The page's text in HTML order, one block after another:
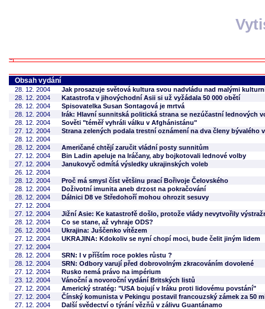
Obsah vydání
28. 12. 2004
Jak prosazuje světová kultura svou nadvládu nad malými
28. 12. 2004
Katastrofa v jihovýchodní Asii si už vyžádala 50 000 obětí
28. 12. 2004
Spisovatelka Susan Sontagová je mrtvá
28. 12. 2004
Irák: Hlavní sunnitská politická strana se nezúčastní lednových
28. 12. 2004
Sověti "téměř vyhráli válku v Afghánistánu"
27. 12. 2004
Strana zelených podala trestní oznámení na dva členy bývalého
28. 12. 2004
28. 12. 2004
Američané chtějí zaručit vládní posty sunnitům
27. 12. 2004
Bin Ladin apeluje na Iráčany, aby bojkotovali lednové volby
27. 12. 2004
Janukovyč odmítá výsledky ukrajinských voleb
26. 12. 2004
28. 12. 2004
Proč má smysl číst většinu prací Bořivoje Čelovského
28. 12. 2004
Doživotní imunita aneb drzost na pokračování
28. 12. 2004
Dálnici D8 ve Středohoří mohou ohrozit sesuvy
27. 12. 2004
27. 12. 2004
Jižní Asie: Ke katastrofě došlo, protože vlády nevytvořily
28. 12. 2004
Co se stane, až vyhraje ODS?
26. 12. 2004
Ukrajina: Juščenko vítězem
27. 12. 2004
UKRAJINA: Kdokoliv se nyní chopí moci, bude čelit jiným lidem
27. 12. 2004
28. 12. 2004
SRN: I v příštím roce pokles růstu ?
28. 12. 2004
SRN: Odbory varují před dobrovolným zkracováním dovolené
27. 12. 2004
Rusko nemá právo na impérium
23. 12. 2004
Vánoční a novoroční vydání Britských listů
27. 12. 2004
Americký stratég: "USA bojují v Iráku proti lidovému povstání"
27. 12. 2004
Čínský komunista v Pekingu postavil francouzský zámek za 50
27. 12. 2004
Další svědectví o týrání vězňů v zálivu Guantánamo